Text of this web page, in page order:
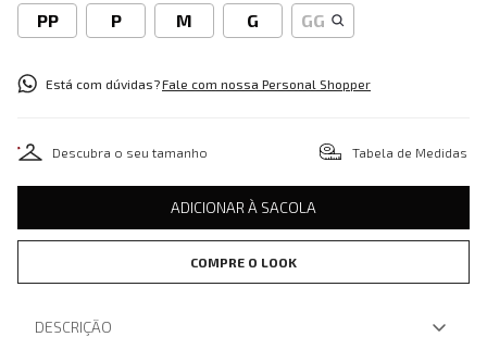
PP P M G GG
Está com dúvidas?Fale com nossa Personal Shopper
Descubra o seu tamanho Tabela de Medidas
ADICIONAR À SACOLA
COMPRE O LOOK
DESCRIÇÃO